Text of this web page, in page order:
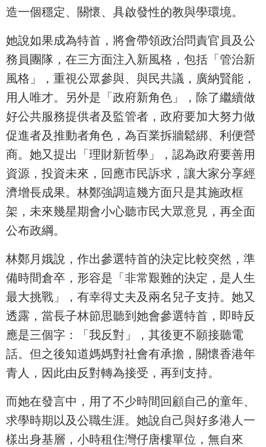
造一個穩定、關懷、具啟發性的教與學環境。
她說如果成為特首，將會帶領政治問責官員及公
務員團隊，在三方面注入新風格，包括「管治新
風格」，重視公眾參與、與民共議，廣納賢能，
用人唯才。另外是「政府新角色」，除了繼續做
好公共服務提供者及監管者，政府要加大努力做
促進者及推動者角色，為百業拆牆鬆綁、利便營
商。她又提出「理財新哲學」，認為政府要善用
資源，投資未來，回應市民訴求，讓大家分享經
濟增長成果。林鄭強調這幾方面只是其施政框
架，未來幾星期會小心聽市民大眾意見，再全面
公布政綱。
林鄭月娥說，作出參選特首的決定比較突然，準
備時間倉卒，形容是「非常艱難的決定，是人生
最大挑戰」，有幸得丈夫及兩名兒子支持。她又
透露，當長子林節思聽到她會參選特首，即時反
應是三個字：「我反對」，其後更不願接聽電
話。但之後知道媽媽對社會有承擔，關懷香港年
青人，因此由反對轉為接受，再到支持。
而她在發言中，用了不少時間回顧自己的童年、
求學時期以及公職生涯。她說自己與好多港人一
樣出身基層，小時租住灣仔唐樓單位，無自來